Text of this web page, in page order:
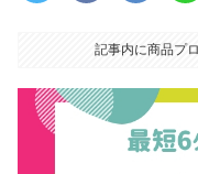
記事内に商品プ